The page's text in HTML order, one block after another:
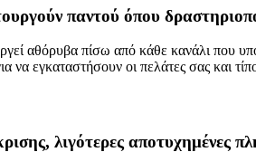
παντού όπου
αθόρυβα πίσω από κάθε κανάλι που
να εγκαταστήσουν οι πελάτες σας και
λιγότερες αποτυχημένες